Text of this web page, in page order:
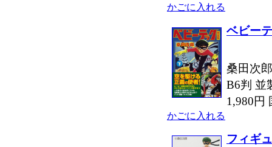
かごに入れる
ベビー
桑田次
B6判 並
1,980円
かごに入れる
フィギ